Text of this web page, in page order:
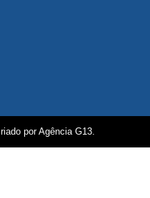
por Agência G13.